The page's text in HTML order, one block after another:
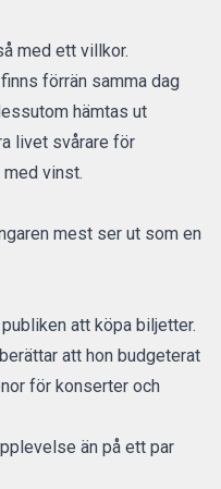
med ett villkor.
förrän samma dag
hämtas ut
livet svårare för
vinst.
mest ser ut som en
att köpa biljetter.
att hon budgeterat
för konserter och
än på ett par